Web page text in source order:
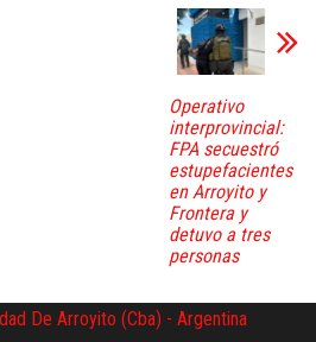
Operativo
interprovincial:
FPA secuestró
estupefacientes
en Arroyito y
Frontera y
detuvo a tres
personas
De Arroyito (Cba) - Argentina